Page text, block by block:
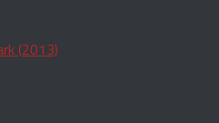
(2013)